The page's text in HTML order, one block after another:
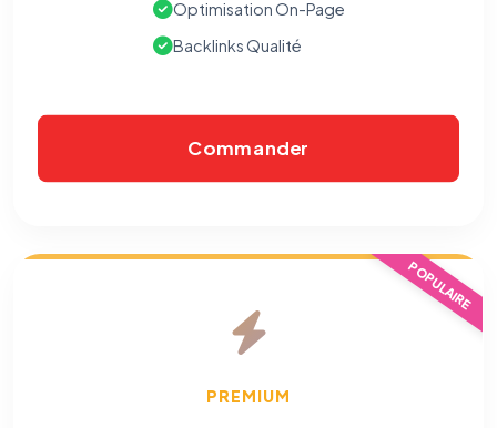
Optimisation On-Page
Backlinks Qualité
Commander
POPULAIRE
PREMIUM